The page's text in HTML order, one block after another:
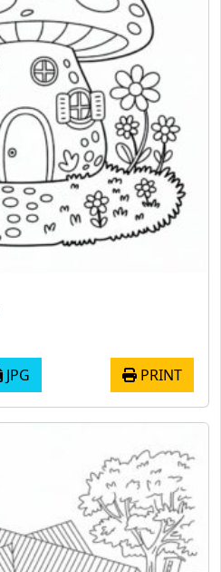
JPG PRINT